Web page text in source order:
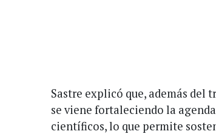
Sastre explicó que, además
se viene fortaleciendo la
científicos, lo que permite